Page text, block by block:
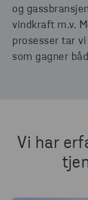
og
vindkraft m.v.
prosesser tar
som gagner
Vi har